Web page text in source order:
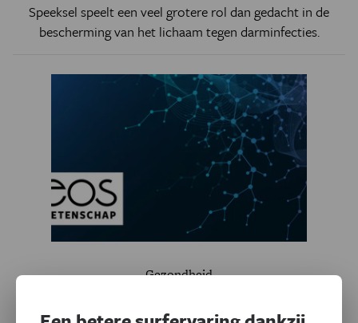
Speeksel speelt een veel grotere rol dan gedacht in de
bescherming van het lichaam tegen darminfecties.
Gezondheid